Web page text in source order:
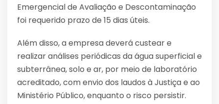
Emergencial de Avaliação e Descontaminação
foi requerido prazo de 15 dias úteis.
Além disso, a empresa deverá custear e
realizar análises periódicas da água superficial e
subterrânea, solo e ar, por meio de laboratório
acreditado, com envio dos laudos à Justiça e ao
Ministério Público, enquanto o risco persistir.